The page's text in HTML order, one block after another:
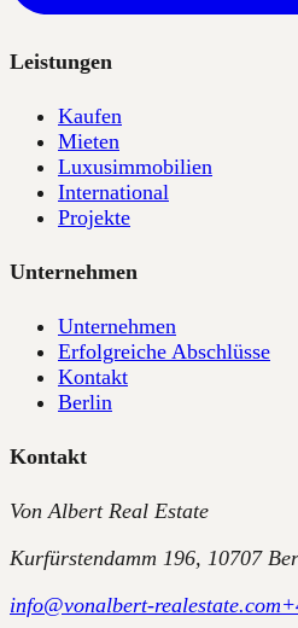
Leistungen
Kaufen
Mieten
Luxusimmobilien
International
Projekte
Unternehmen
Unternehmen
Erfolgreiche Abschlüsse
Kontakt
Berlin
Kontakt
Von Albert Real Estate
Kurfürstendamm 196, 10707
info@vonalbert-realestate.com